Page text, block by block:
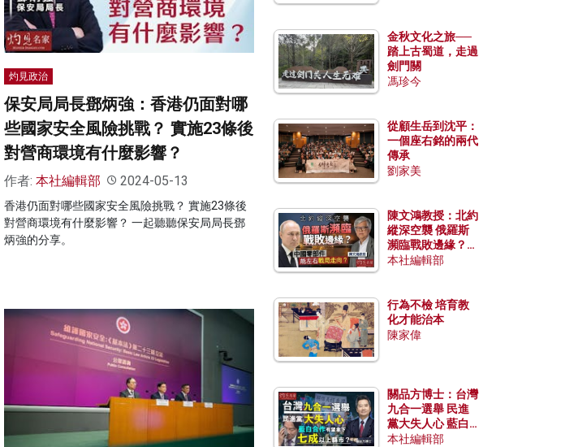
灼見政治
保安局局長鄧炳強：香港仍面對哪
些國家安全風險挑戰？ 實施23條後
對營商環境有什麼影響？
作者: 本社編輯部 2024-05-13
香港仍面對哪些國家安全風險挑戰？ 實施23條後
對營商環境有什麼影響？ 一起聽聽保安局局長鄧
炳強的分享。
金秋文化之旅──
踏上古蜀道，走過
劍門關
馮珍今
從顧生岳到沈平：
一個座右銘的兩代
傳承
劉家美
陳文鴻教授：北約
縱深空襲 俄羅斯
瀕臨戰敗邊緣？中
國零部件能左右戰
本社編輯部
行為不檢 培育教
化才能治本
陳家偉
關品方博士：台灣
九合一選舉 民進
黨大失人心 藍白
合作有望拿下七成
本社編輯部